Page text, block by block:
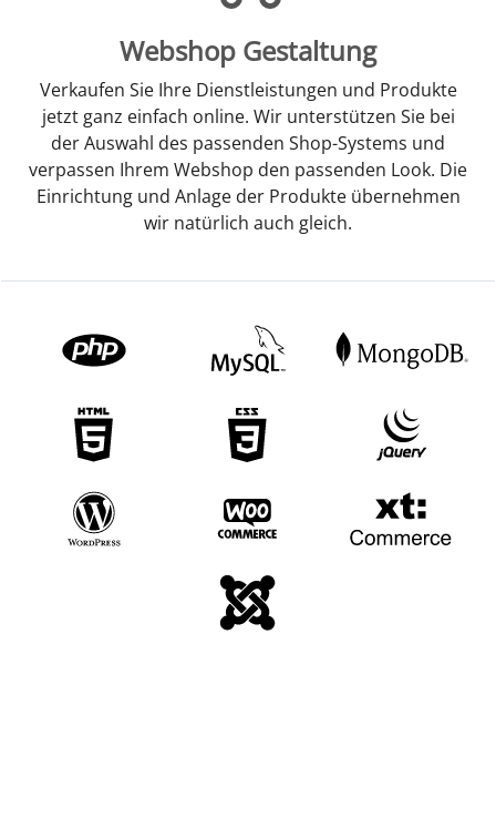
Webshop Gestaltung
Verkaufen Sie Ihre Dienstleistungen und Produkte
jetzt ganz einfach online. Wir unterstützen Sie bei
der Auswahl des passenden Shop-Systems und
verpassen Ihrem Webshop den passenden Look. Die
Einrichtung und Anlage der Produkte übernehmen
wir natürlich auch gleich.